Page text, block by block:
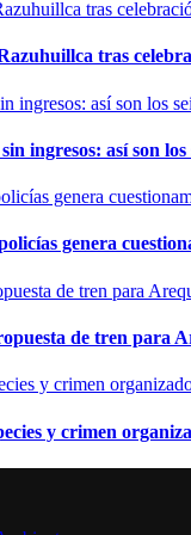
tras
ingresos: así son
genera
de tren para
y crimen